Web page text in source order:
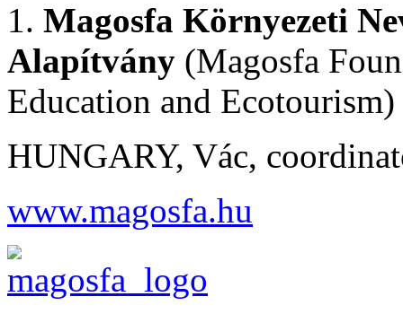
1. Magosfa Környezeti
Alapítvány (Magosfa
Education and Ecotourism)
HUNGARY, Vác,
www.magosfa.hu